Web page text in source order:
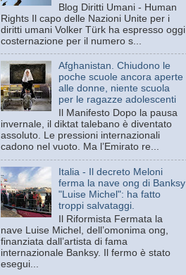
Blog Diritti Umani - Human
Rights Il capo delle Nazioni Unite per i
diritti umani Volker Türk ha espresso oggi
costernazione per il numero s...
Afghanistan. Chiudono le
poche scuole ancora aperte
alle donne, niente scuola
per le ragazze adolescenti
Il Manifesto Dopo la pausa
invernale, il diktat talebano è diventato
assoluto. Le pressioni internazionali
cadono nel vuoto. Ma l’Emirato re...
Italia - Il decreto Meloni
ferma la nave ong di Banksy
"Luise Michel": ha fatto
troppi salvataggi.
Il Riformista Fermata la
nave Luise Michel, dell’omonima ong,
finanziata dall’artista di fama
internazionale Banksy. Il fermo è stato
esegui...